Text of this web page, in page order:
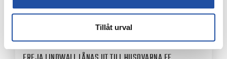
Tillåt urval
3 AUGUSTI, 2026